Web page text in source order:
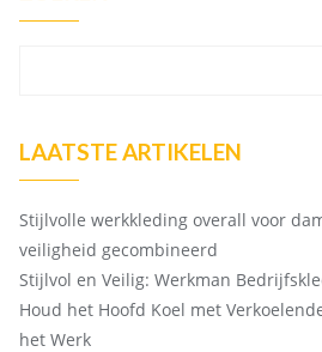
LAATSTE ARTIKELEN
Stijlvolle werkkleding overall voor
veiligheid gecombineerd
Stijlvol en Veilig: Werkman
Houd het Hoofd Koel met
het Werk